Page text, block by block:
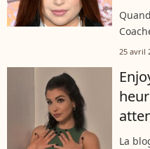
moitié
25 avril
La